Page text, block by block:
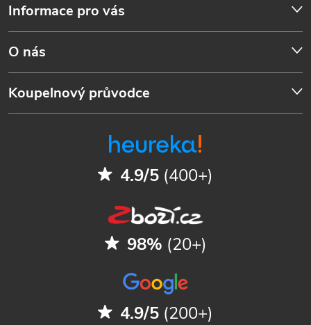
Informace pro vás
O nás
Koupelnový průvodce
4.9/5 (400+)
98% (20+)
4.9/5 (200+)